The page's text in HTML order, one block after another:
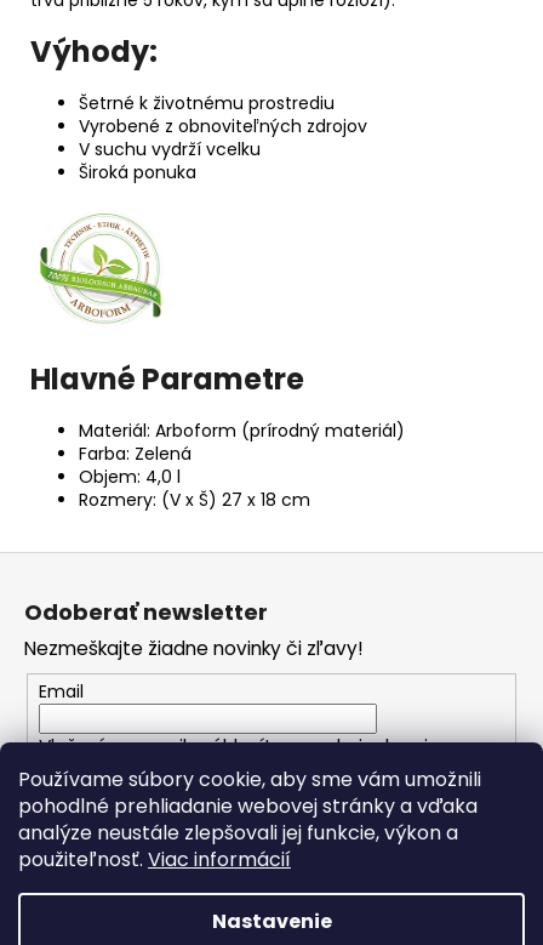
Používame súbory cookie, aby sme vám umožnili
pohodlné prehliadanie webovej stránky a vďaka
analýze neustále zlepšovali jej funkcie, výkon a
použiteľnosť. Viac informácií
Nastavenie
Výhody:
Šetrné k životnému prostrediu
Vyrobené z obnoviteľných zdrojov
V suchu vydrží vcelku
Široká ponuka
Hlavné Parametre
Materiál: Arboform (prírodný materiál)
Farba: Zelená
Objem: 4,0 l
Rozmery: (V x Š) 27 x 18 cm
Z
e
Odoberať newsletter
Nezmeškajte žiadne novinky či zľavy!
Email
Vložením e-mailu súhlasíte spodmienkami
ochrany osobných údajov
PRIHLÁSIŤ SA